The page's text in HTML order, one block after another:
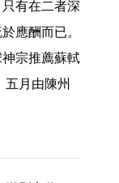
有在二者深
應酬而已。
宗推薦蘇軾
月由陳州